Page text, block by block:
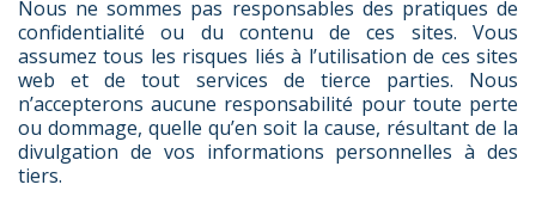
Nous ne sommes pas responsables des pratiques de
confidentialité ou du contenu de ces sites. Vous
assumez tous les risques liés à l’utilisation de ces sites
web et de tout services de tierce parties. Nous
n’accepterons aucune responsabilité pour toute perte
ou dommage, quelle qu’en soit la cause, résultant de la
divulgation de vos informations personnelles à des
tiers.